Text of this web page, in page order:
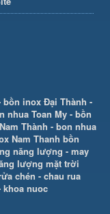
bồn inox Đại Thành -
nhua Toan My - bồn
Thành - bon nhua
Nam Thanh bồn
năng lượng - may
lượng mặt trời
chén - chau rua
khoa nuoc